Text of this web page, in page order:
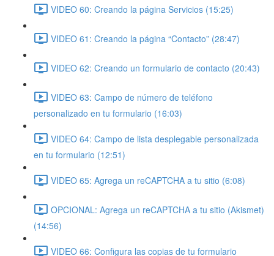
VIDEO 60: Creando la página Servicios (15:25)
VIDEO 61: Creando la página “Contacto” (28:47)
VIDEO 62: Creando un formulario de contacto (20:43)
VIDEO 63: Campo de número de teléfono
personalizado en tu formulario (16:03)
VIDEO 64: Campo de lista desplegable personalizada
en tu formulario (12:51)
VIDEO 65: Agrega un reCAPTCHA a tu sitio (6:08)
OPCIONAL: Agrega un reCAPTCHA a tu sitio (Akismet)
(14:56)
VIDEO 66: Configura las copias de tu formulario